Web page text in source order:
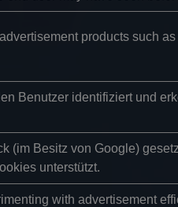
products such
Benutzer identifiziert und
(im Besitz von Google)
unterstützt.
with advertisement